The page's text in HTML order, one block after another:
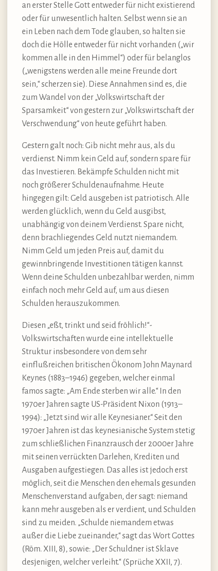
an erster Stelle Gott entweder für nicht existierend
oder für unwesentlich halten. Selbst wenn sie an
ein Leben nach dem Tode glauben, so halten sie
doch die Hölle entweder für nicht vorhanden („wir
kommen alle in den Himmel“) oder für belanglos
(„wenigstens werden alle meine Freunde dort
sein,“ scherzen sie). Diese Annahmen sind es, die
zum Wandel von der „Volkswirtschaft der
Sparsamkeit“ von gestern zur „Volkswirtschaft der
Verschwendung“ von heute geführt haben.
Gestern galt noch: Gib nicht mehr aus, als du
verdienst. Nimm kein Geld auf, sondern spare für
das Investieren. Bekämpfe Schulden nicht mit
noch größerer Schuldenaufnahme. Heute
hingegen gilt: Geld ausgeben ist patriotisch. Alle
werden glücklich, wenn du Geld ausgibst,
unabhängig von deinem Verdienst. Spare nicht,
denn brachliegendes Geld nutzt niemandem.
Nimm Geld um jeden Preis auf, damit du
gewinnbringende Investitionen tätigen kannst.
Wenn deine Schulden unbezahlbar werden, nimm
einfach noch mehr Geld auf, um aus diesen
Schulden herauszukommen.
Diesen „eßt, trinkt und seid fröhlich!“-
Volkswirtschaften wurde eine intellektuelle
Struktur insbesondere von dem sehr
einflußreichen britischen Ökonom John Maynard
Keynes (1883–1946) gegeben, welcher einmal
famos sagte: „Am Ende sterben wir alle.“ In den
1970er Jahren sagte US-Präsident Nixon (1913–
1994): „Jetzt sind wir alle Keynesianer.“ Seit den
1970er Jahren ist das keynesianische System stetig
zum schließlichen Finanzrausch der 2000er Jahre
mit seinen verrückten Darlehen, Krediten und
Ausgaben aufgestiegen. Das alles ist jedoch erst
möglich, seit die Menschen den ehemals gesunden
Menschenverstand aufgaben, der sagt: niemand
kann mehr ausgeben als er verdient, und Schulden
sind zu meiden. „Schulde niemandem etwas
außer die Liebe zueinander,“ sagt das Wort Gottes
(Röm. XIII, 8), sowie: „Der Schuldner ist Sklave
desjenigen, welcher verleiht.“ (Sprüche XXII, 7).